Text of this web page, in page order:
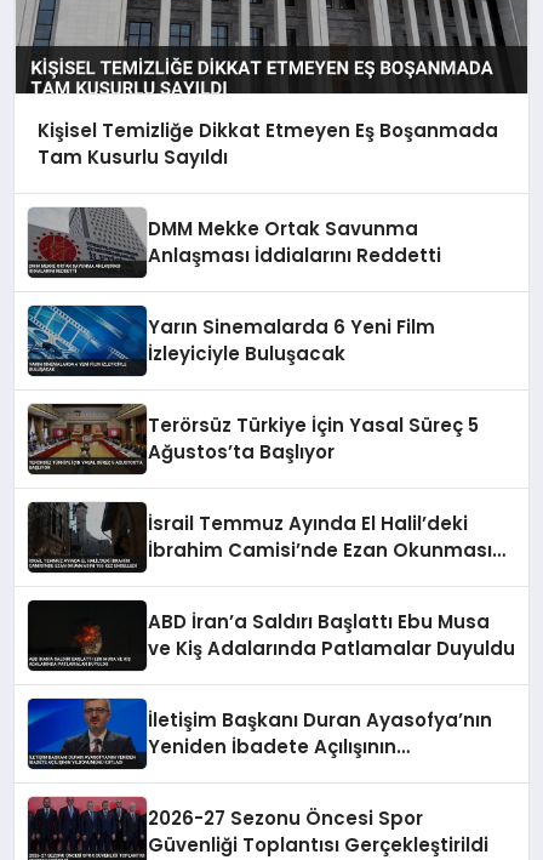
Kişisel Temizliğe Dikkat Etmeyen Eş Boşanmada
Tam Kusurlu Sayıldı
DMM Mekke Ortak Savunma
Anlaşması İddialarını Reddetti
Yarın Sinemalarda 6 Yeni Film
İzleyiciyle Buluşacak
Terörsüz Türkiye İçin Yasal Süreç 5
Ağustos’ta Başlıyor
İsrail Temmuz Ayında El Halil’deki
İbrahim Camisi’nde Ezan Okunmasını
ABD İran’a Saldırı Başlattı Ebu Musa
ve Kiş Adalarında Patlamalar Duyuldu
İletişim Başkanı Duran Ayasofya’nın
Yeniden İbadete Açılışının
2026-27 Sezonu Öncesi Spor
Güvenliği Toplantısı Gerçekleştirildi